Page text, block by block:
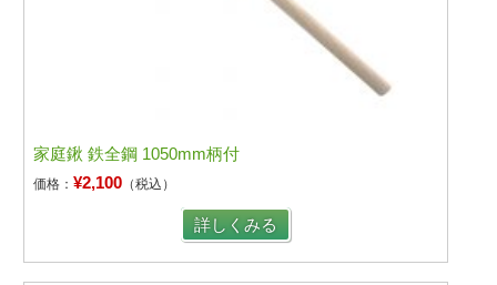
家庭鍬 鉄全鋼 1050mm柄付
価格：¥2,100 （税込）
詳しくみる